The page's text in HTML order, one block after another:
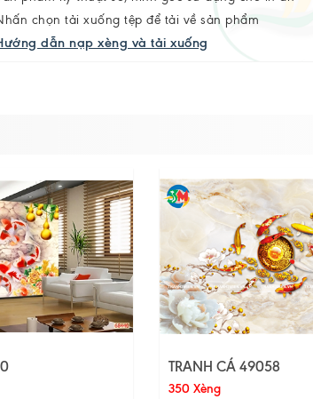
chọn tải xuống tệp để tải về sản phẩm
dẫn nạp xèng và tải xuống
TRANH CÁ 49058
350 Xèng